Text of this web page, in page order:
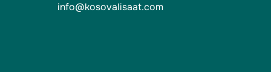
info@kosovalisaat.com